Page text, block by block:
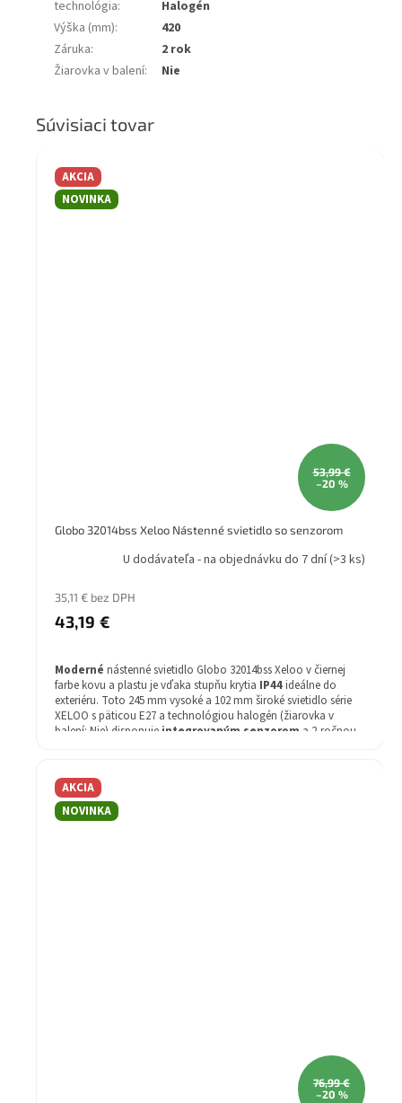
technológia:
Halogén
Výška (mm):
420
Záruka:
2 rok
Žiarovka v balení: Nie
Súvisiaci tovar
AKCIA
NOVINKA
53,99 €
–20 %
Globo 32014bss Xeloo Nástenné svietidlo so senzorom
U dodávateľa - na objednávku do 7 dní(>3 ks)
35,11 € bez DPH
43,19 €
Moderné nástenné svietidlo Globo 32014bss Xeloo v čiernej
farbe kovu a plastu je vďaka stupňu krytia IP44ideálne do
exteriéru. Toto 245 mm vysoké a 102 mm široké svietidlo série
XELOO s päticou E27 a technológiou halogén (žiarovka v
balení: Nie) disponuje integrovaným senzorom a 2-ročnou
AKCIA
NOVINKA
76,99 €
–20 %